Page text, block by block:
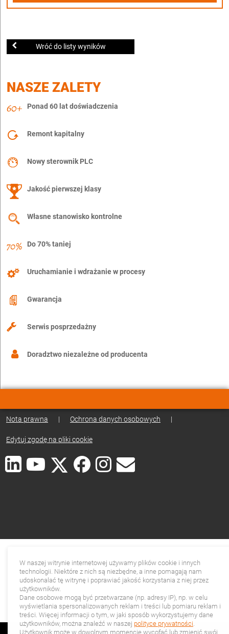
Wróć do listy wyników
NASZE ZALETY
Ponad 60 lat doświadczenia
Remont kapitalny
Nowy sterownik PLC
Jakość pierwszej klasy
Własne stanowisko kontrolne
Do 70% taniej
Uruchamianie i wdrażanie w procesy
Gwarancja
Serwis posprzedażny
Doradztwo niezależne od producenta
Nota prawna | Ochrona danych osobowych |
Edytuj zgodę na pliki cookie
W naszej witrynie internetowej używamy plików cookie i innych
technologii. Niektóre z nich są niezbędne, a inne pomagają nam
udoskonalać tę witrynę i poprawiać jakość korzystania z niej przez
użytkowników.
Dane osobowe mogą być przetwarzane (np. adresy IP), np. w celu
wyświetlania spersonalizowanych reklam i treści lub pomiaru reklam i
treści. Więcej informacji o tym, w jaki sposób wykorzystujemy dane
użytkowników, można znaleźć w naszej polityce prywatności
Użytkownik może w dowolnym momencie wycofać lub zmienić swój